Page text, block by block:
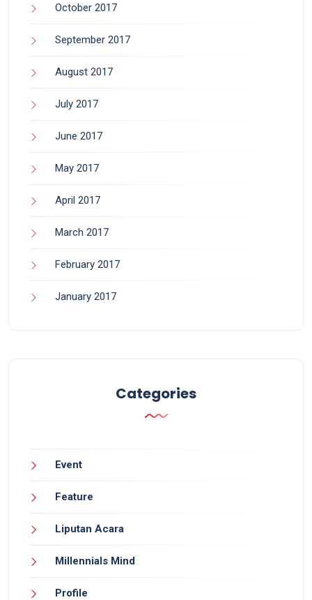
October 2017
September 2017
August 2017
July 2017
June 2017
May 2017
April 2017
March 2017
February 2017
January 2017
Categories
Event
Feature
Liputan Acara
Millennials Mind
Profile